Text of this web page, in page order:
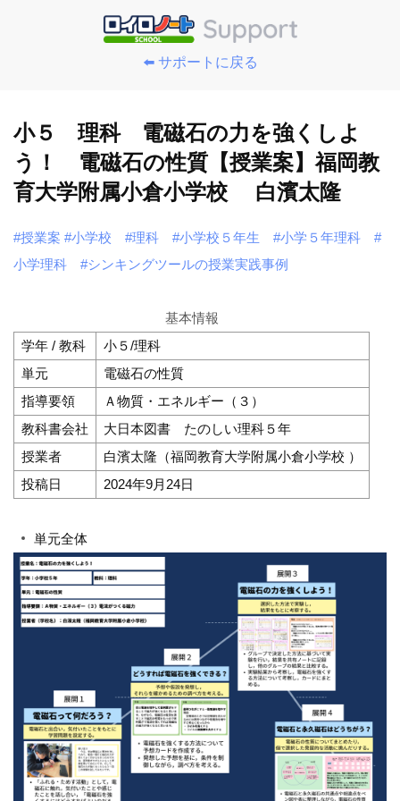
⬅️ サポートに戻る
小５ 理科 電磁石の力を強くしよ
う！ 電磁石の性質【授業案】福岡教
育大学附属小倉小学校 白濱太隆
#授業案 #小学校 #理科 #小学校５年生 #小学５年理科
#
小学理科
#シンキングツールの授業実践事例
基本情報
学年 / 教科
小５/理科
単元
電磁石の性質
指導要領
Ａ物質・エネルギー（３）
教科書会社
大日本図書 たのしい理科５年
授業者
白濱太隆（福岡教育大学附属小倉小学校 ）
投稿日
2024年9月24日
単元全体